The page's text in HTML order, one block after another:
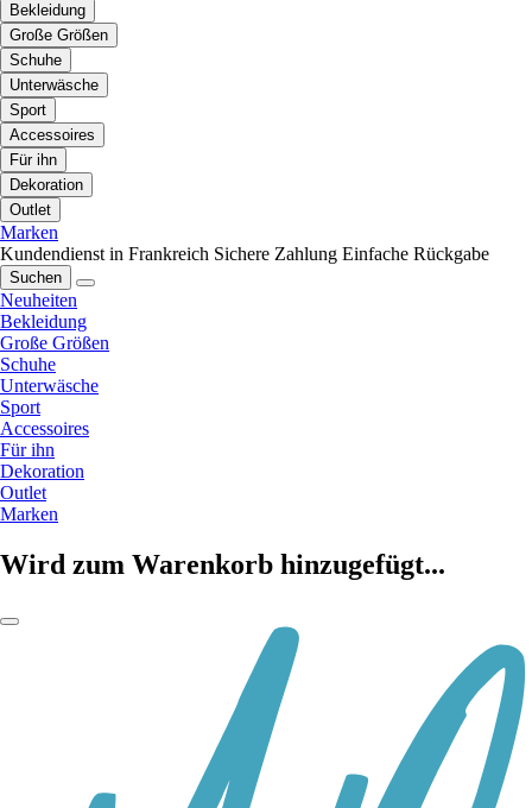
Bekleidung
Große Größen
Schuhe
Unterwäsche
Sport
Accessoires
Für ihn
Dekoration
Outlet
Marken
Kundendienst in Frankreich Sichere Zahlung Einfache Rückgabe
Suchen
Neuheiten
Bekleidung
Große Größen
Schuhe
Unterwäsche
Sport
Accessoires
Für ihn
Dekoration
Outlet
Marken
Wird zum Warenkorb hinzugefügt...